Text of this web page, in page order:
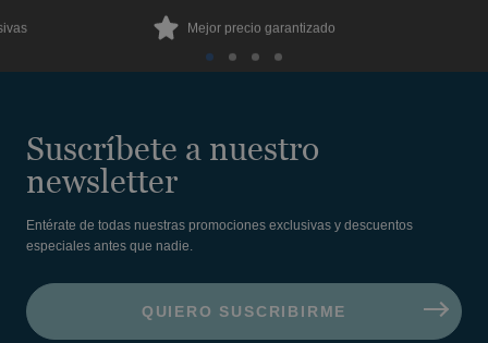
Mejor precio garantizado
Suscríbete a nuestro
newsletter
Entérate de todas nuestras promociones exclusivas y descuentos
especiales antes que nadie.